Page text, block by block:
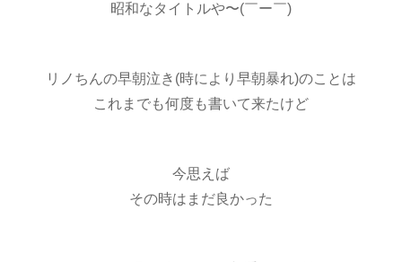
昭和なタイトルや〜(￣ー￣)
リノちんの早朝泣き(時により早朝暴れ)のことは
これまでも何度も書いて来たけど
今思えば
その時はまだ良かった